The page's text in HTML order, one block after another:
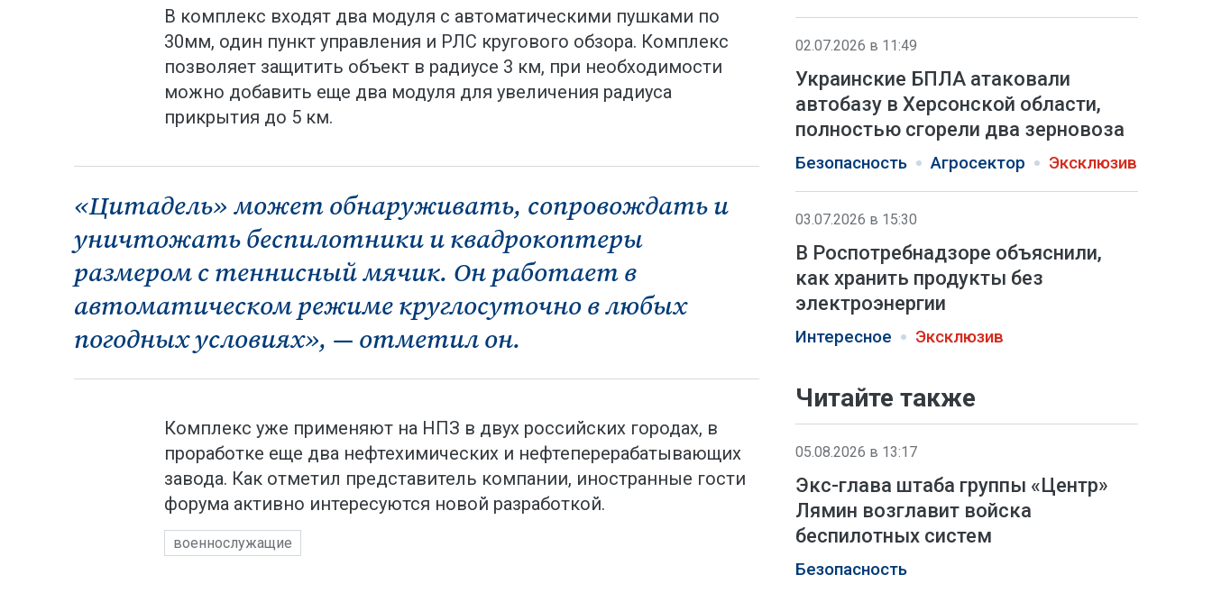
В комплекс входят два модуля с автоматическими пушками по
30мм, один пункт управления и РЛС кругового обзора. Комплекс
позволяет защитить объект в радиусе 3 км, при необходимости
можно добавить еще два модуля для увеличения радиуса
прикрытия до 5 км.
«Цитадель» может обнаруживать, сопровождать и
уничтожать беспилотники и квадрокоптеры
размером с теннисный мячик. Он работает в
автоматическом режиме круглосуточно в любых
погодных условиях», — отметил он.
Комплекс уже применяют на НПЗ в двух российских городах, в
проработке еще два нефтехимических и нефтеперерабатывающих
завода. Как отметил представитель компании, иностранные гости
форума активно интересуются новой разработкой.
военнослужащие
02.07.2026 в 11:49
Украинские БПЛА атаковали
автобазу в Херсонской области,
полностью сгорели два зерновоза
Безопасность Агросектор Эксклюзив
03.07.2026 в 15:30
В Роспотребнадзоре объяснили,
как хранить продукты без
электроэнергии
Интересное Эксклюзив
Читайте также
05.08.2026 в 13:17
Экс-глава штаба группы «Центр»
Лямин возглавит войска
беспилотных систем
Безопасность